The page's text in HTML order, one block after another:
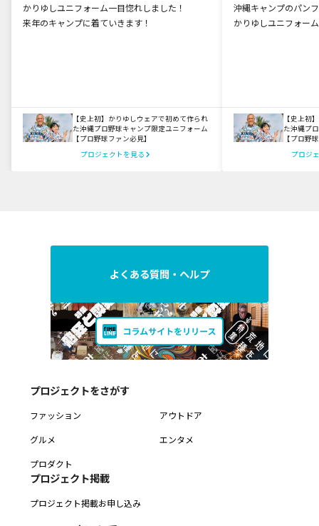
かりゆしユニフォーム一目惚れしました！
来年のキャンプに着ていきます！
【史上初】かりゆしウェアで初めて作られ
た沖縄プロ野球キャンプ限定ユニフォーム
【プロ野球ファン必見】
プロジェクトを見る
沖縄キャンプのパン
かりゆしユニフォー
【史上初
た沖縄プ
【プロ野
プロジ
よくある質問・ヘルプ
プロジェクトをさがす
ファッション
グルメ
プロダクト
アウトドア
エンタメ
プロジェクト掲載
プロジェクト掲載お申し込み